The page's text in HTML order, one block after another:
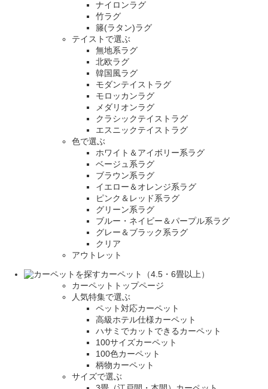
ナイロンラグ
竹ラグ
籐(ラタン)ラグ
テイストで選ぶ
無地系ラグ
北欧ラグ
韓国風ラグ
モダンテイストラグ
モロッカンラグ
メダリオンラグ
クラシックテイストラグ
エスニックテイストラグ
色で選ぶ
ホワイト＆アイボリー系ラグ
ベージュ系ラグ
ブラウン系ラグ
イエロー＆オレンジ系ラグ
ピンク＆レッド系ラグ
グリーン系ラグ
ブルー・ネイビー＆パープル系ラグ
グレー＆ブラック系ラグ
クリア
アウトレット
カーペット（4.5・6畳以上）
カーペットトップページ
人気特集で選ぶ
ペット対応カーペット
高級ホテル仕様カーペット
ハサミでカットできるカーペット
100サイズカーペット
100色カーペット
柄物カーペット
サイズで選ぶ